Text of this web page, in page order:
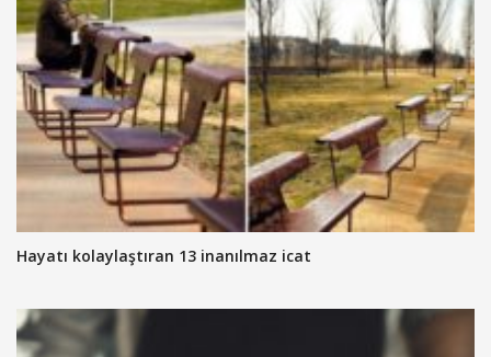
Hayatı kolaylaştıran 13 inanılmaz icat